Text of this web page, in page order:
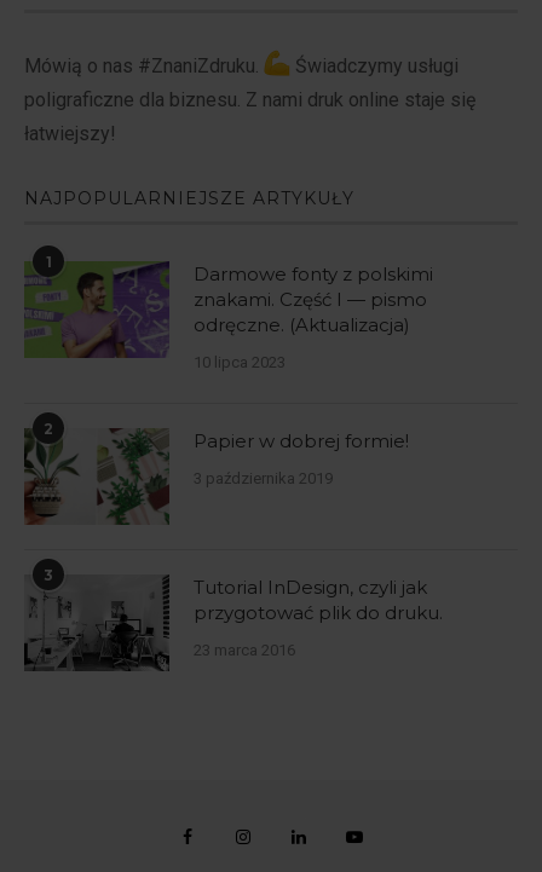
Mówią o nas #ZnaniZdruku.
Świadczymy usługi
poligraficzne dla biznesu. Z nami druk online staje się
łatwiejszy!
NAJPOPULARNIEJSZE ARTYKUŁY
1
Darmowe fonty z polskimi
znakami. Część I — pismo
odręczne. (Aktualizacja)
10 lipca 2023
2
Papier w dobrej formie!
3 października 2019
3
Tutorial InDesign, czyli jak
przygotować plik do druku.
23 marca 2016